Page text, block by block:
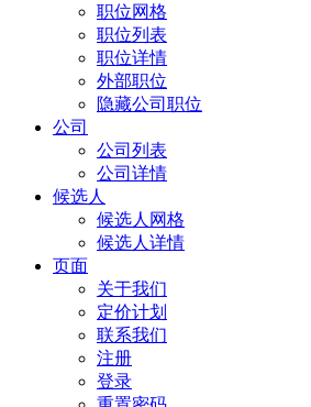
职位网格
职位列表
职位详情
外部职位
隐藏公司职位
公司
公司列表
公司详情
候选人
候选人网格
候选人详情
页面
关于我们
定价计划
联系我们
注册
登录